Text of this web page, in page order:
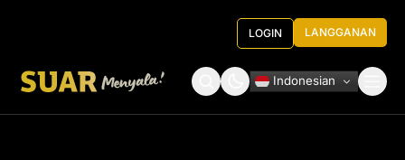
LOGIN LANGGANAN
Indonesian